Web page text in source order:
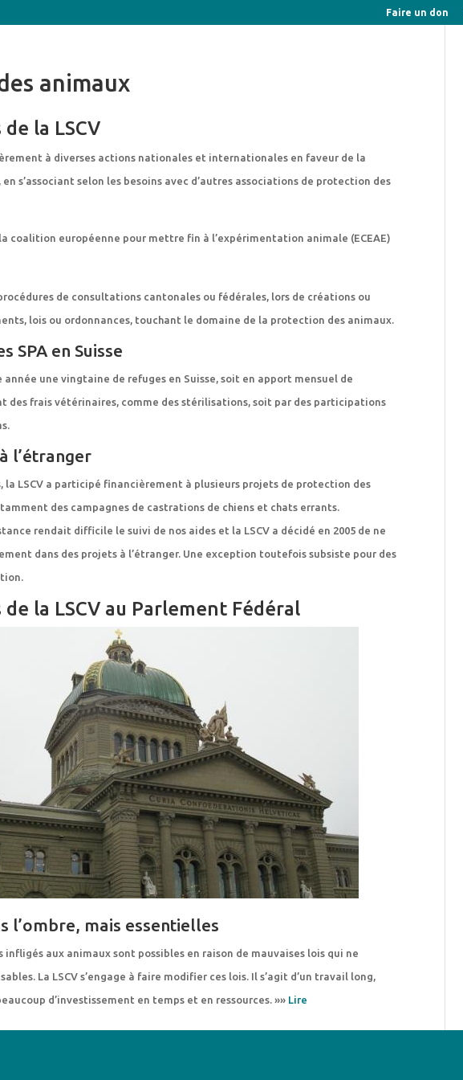
Faire un don
animaux
la LSCV
à diverses actions nationales et internationales en faveur de la
s’associant selon les besoins avec d’autres associations de protection des
la coalition européenne pour mettre fin à l’expérimentation animale (ECEAE)
de consultations cantonales ou fédérales, lors de créations ou
lois ou ordonnances, touchant le domaine de la protection des animaux.
SPA en Suisse
année une vingtaine de refuges en Suisse, soit en apport mensuel de
des frais vétérinaires, comme des stérilisations, soit par des participations
l’étranger
la LSCV a participé financièrement à plusieurs projets de protection des
des campagnes de castrations de chiens et chats errants.
rendait difficile le suivi de nos aides et la LSCV a décidé en 2005 de ne
dans des projets à l’étranger. Une exception toutefois subsiste pour des
la LSCV au Parlement Fédéral
l’ombre, mais essentielles
aux animaux sont possibles en raison de mauvaises lois qui ne
La LSCV s’engage à faire modifier ces lois. Il s’agit d’un travail long,
d’investissement en temps et en ressources. »» Lire